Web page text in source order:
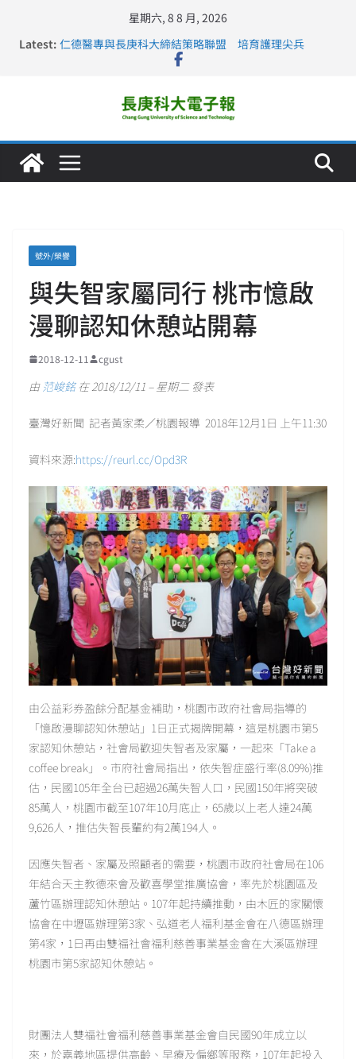
星期六, 8 8 月, 2026
Latest: 仁德醫專與長庚科大締結策略聯盟 培育護理尖兵
長庚科大連四年穩居《遠見》醫學大學第5名 辦學實力再
深化永續醫療 長庚科大攜菲、印頂尖大學跨國合作
長庚科大訪凱瑟醫療集團、美容學校收穫豐
跨海築夢 長庚科大赴美直擊健康平權與智慧照護實踐
號外/榮譽
與失智家屬同行 桃市憶啟
漫聊認知休憩站開幕
2018-12-11 cgust
由 范峻銘在 2018/12/11 – 星期二 發表
臺灣好新聞 記者黃家柔／桃園報導 2018年12月1日 上午11:30
資料來源:https://reurl.cc/Opd3R
由公益彩券盈餘分配基金補助，桃園市政府社會局指導的
「憶啟漫聊認知休憩站」1日正式揭牌開幕，這是桃園市第5
家認知休憩站，社會局歡迎失智者及家屬，一起來「Take a
coffee break」。市府社會局指出，依失智症盛行率(8.09%)推
估，民國105年全台已超過26萬失智人口，民國150年將突破
85萬人，桃園市截至107年10月底止，65歲以上老人達24萬
9,626人，推估失智長輩約有2萬194人。
因應失智者、家屬及照顧者的需要，桃園市政府社會局在106
年結合天主教德來會及歡喜學堂推廣協會，率先於桃園區及
蘆竹區辦理認知休憩站。107年起持續推動，由木匠的家關懷
協會在中壢區辦理第3家、弘道老人福利基金會在八德區辦理
第4家，1日再由雙福社會福利慈善事業基金會在大溪區辦理
桃園市第5家認知休憩站。
財團法人雙福社會福利慈善事業基金會自民國90年成立以
來，於嘉義地區提供高齡、早療及偏鄉等服務，107年起投入